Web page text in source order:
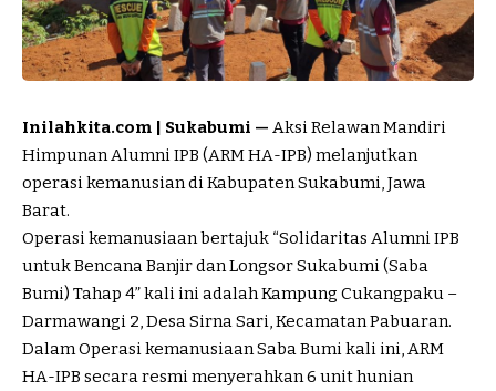
Inilahkita.com | Sukabumi — Aksi Relawan Mandiri
Himpunan Alumni IPB (ARM HA-IPB) melanjutkan
operasi kemanusian di Kabupaten Sukabumi, Jawa
Barat.
Operasi kemanusiaan bertajuk “Solidaritas Alumni IPB
untuk Bencana Banjir dan Longsor Sukabumi (Saba
Bumi) Tahap 4” kali ini adalah Kampung Cukangpaku –
Darmawangi 2, Desa Sirna Sari, Kecamatan Pabuaran.
Dalam Operasi kemanusiaan Saba Bumi kali ini, ARM
HA-IPB secara resmi menyerahkan 6 unit hunian